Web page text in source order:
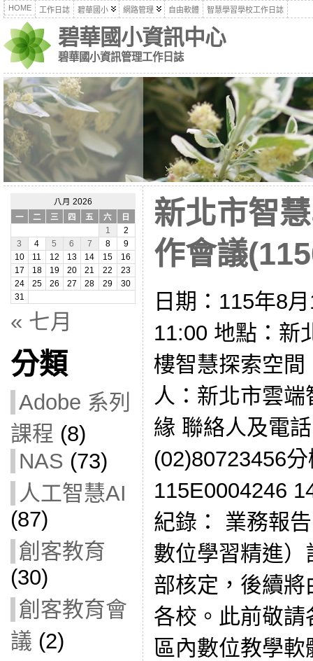
HOME 工作日誌 碧華國小 網路管理 自由軟體 智慧學習學校工作日誌
碧華國小資訊中心
碧華國小資訊管理工作日誌
八月 2026
一
二 三 四 五 六
日
1
2
3
4 5 6 7 8
9
10
11 12 13 14 15
16
17
18 19 20 21 22
23
24
25 26 27 28 29
30
31
« 七月
分類
Adobe 系列
課程 (8)
NAS (73)
人工智慧AI
(87)
創客教育
(30)
創客教育會
議 (2)
新北市智
作會議
日期：115年8
11:00 地點：新
樓智慧探索空
人：新北市雲
緣 聯絡人及電
(02)80723456
115E0004246
紀錄： 業務報
數位學習精進
部核定，後續
各校。此前敬
區內數位教學